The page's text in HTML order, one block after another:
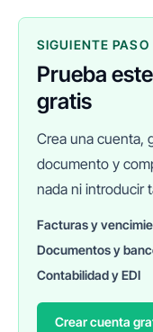
SIGUIENTE PASO
Prueba
gratis
Crea una cuenta,
documento y
nada ni introducir
Facturas y
Documentos y
Contabilidad y EDI
Crear cuenta
FINANEDI
Hablemos ahora
Pedir